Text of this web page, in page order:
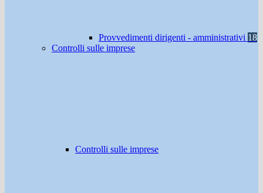
Provvedimenti dirigenti - amministrativi 18
Controlli sulle imprese
Controlli sulle imprese